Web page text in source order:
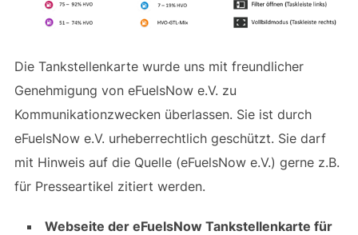
Die Tankstellenkarte wurde uns mit freundlicher
Genehmigung von eFuelsNow e.V. zu
Kommunikationzwecken überlassen. Sie ist durch
eFuelsNow e.V. urheberrechtlich geschützt. Sie darf
mit Hinweis auf die Quelle (eFuelsNow e.V.) gerne z.B.
für Presseartikel zitiert werden.
Webseite der eFuelsNow Tankstellenkarte für